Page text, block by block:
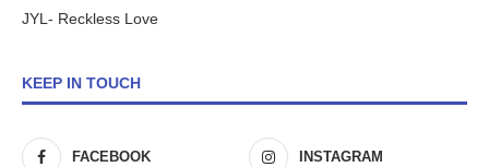
JYL- Reckless Love
KEEP IN TOUCH
FACEBOOK INSTAGRAM